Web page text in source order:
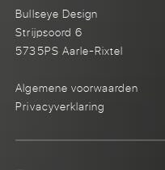
Bullseye Design
Strijpsoord 6
5735PS Aarle-Rixtel
Algemene voorwaarden
Privacyverklaring